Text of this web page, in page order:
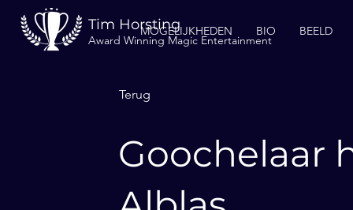
Tim Horsting
Award Winning Magic Entertainment
MOGELIJKHEDEN BIO BEELD
Terug
Goochelaar